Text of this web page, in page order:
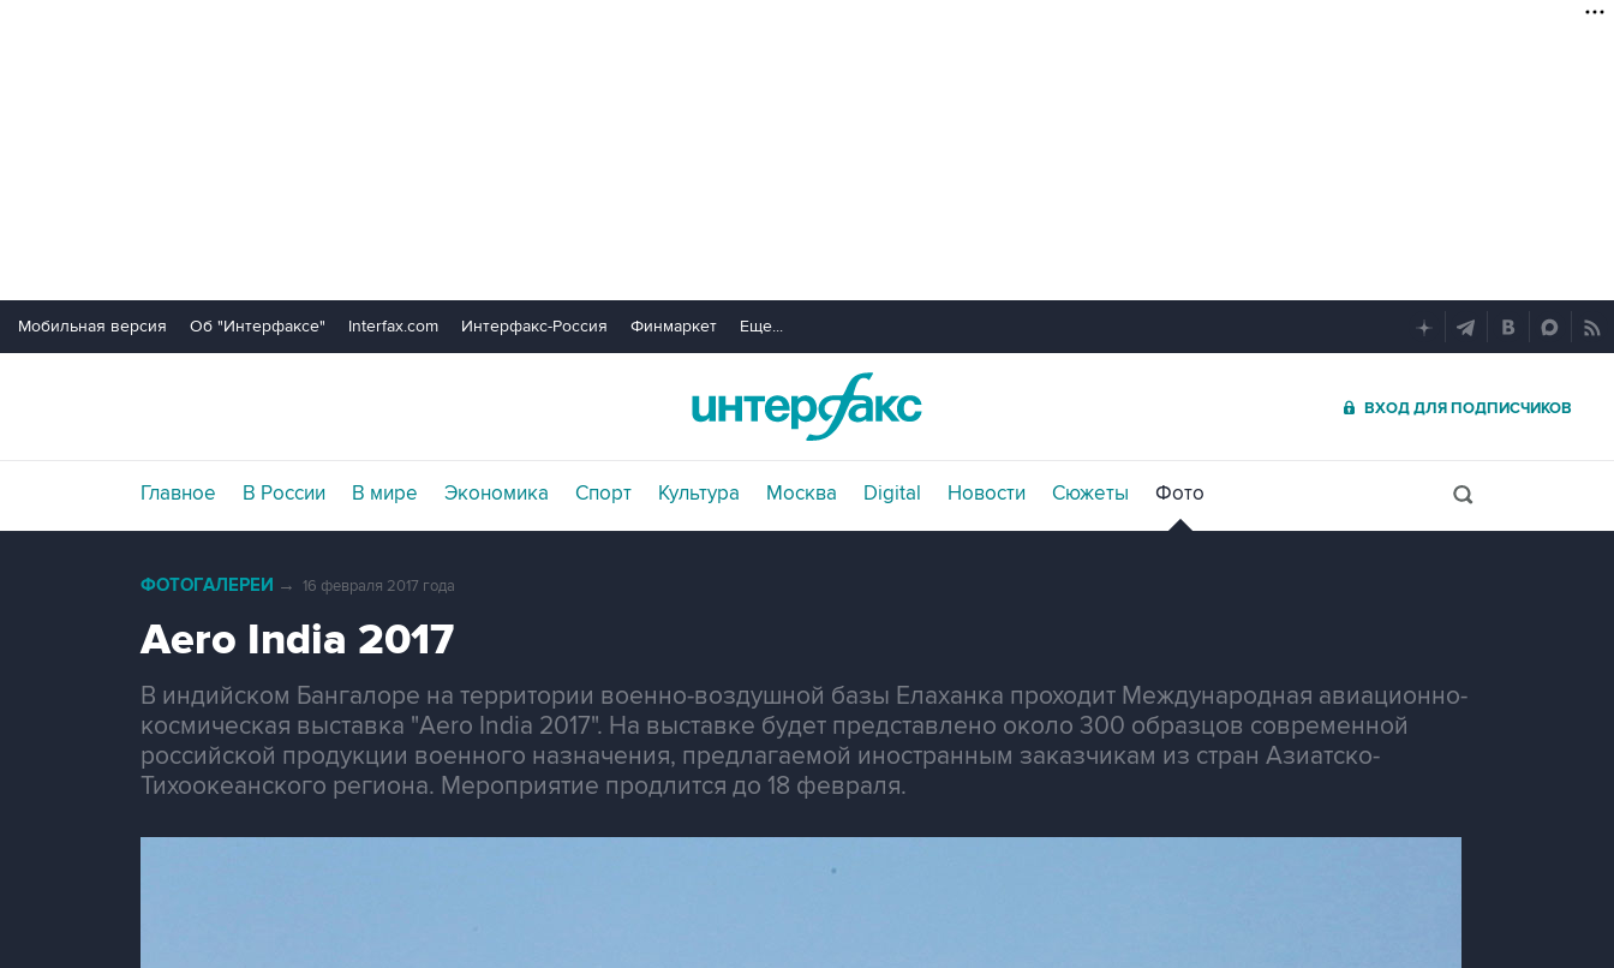
Мобильная версия Об "Интерфаксе" Interfax.com Интерфакс-Россия Финмаркет Еще...
ВХОД ДЛЯ ПОДПИСЧИКОВ
Главное В России В мире Экономика Спорт Культура Москва Digital Новости Сюжеты Фото
ФОТОГАЛЕРЕИ → 16 февраля 2017 года
Aero India 2017
В индийском Бангалоре на территории военно-воздушной базы Елаханка проходит Международная авиационно-
космическая выставка "Aero India 2017". На выставке будет представлено около 300 образцов современной
российской продукции военного назначения, предлагаемой иностранным заказчикам из стран Азиатско-
Тихоокеанского региона. Мероприятие продлится до 18 февраля.